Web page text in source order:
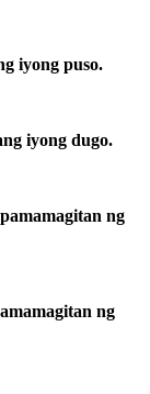
iyong puso.
iyong dugo.
ng
ng